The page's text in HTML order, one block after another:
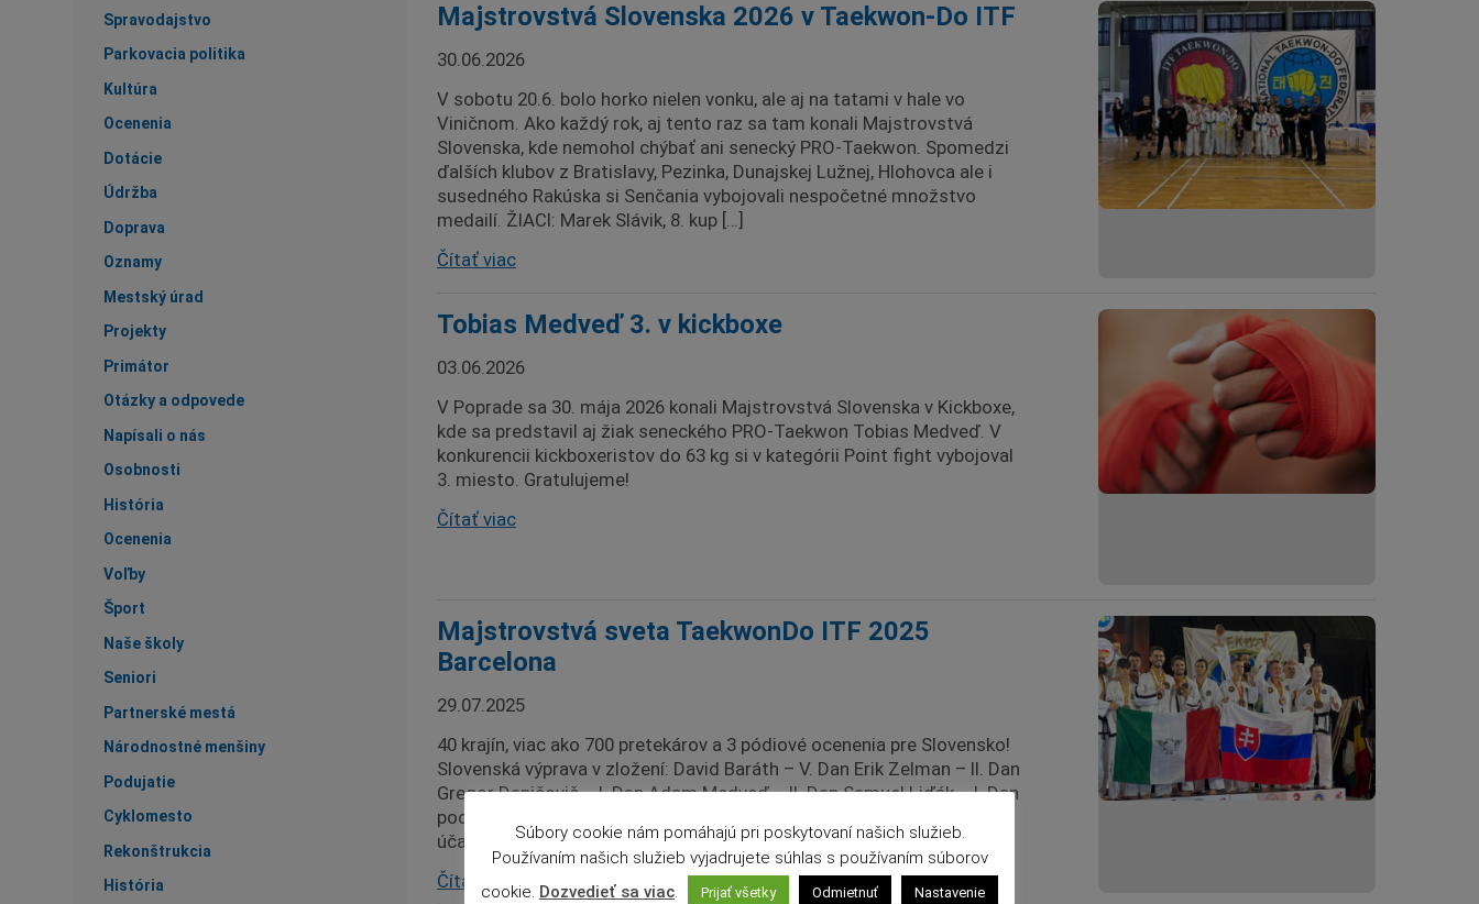
Spravodajstvo
Parkovacia politika
Kultúra
Ocenenia
Dotácie
Údržba
Doprava
Oznamy
Mestský úrad
Projekty
Primátor
Otázky a odpovede
Napísali o nás
Osobnosti
História
Ocenenia
Voľby
Šport
Naše školy
Seniori
Partnerské mestá
Národnostné menšiny
Podujatie
Cyklomesto
Rekonštrukcia
História
Majstrovstvá Slovenska 2026 v Taekwon-Do ITF
30.06.2026
V sobotu 20.6. bolo horko nielen vonku, ale aj na tatami v hale vo
Viničnom. Ako každý rok, aj tento raz sa tam konali Majstrovstvá
Slovenska, kde nemohol chýbať ani senecký PRO-Taekwon. Spomedzi
ďalších klubov z Bratislavy, Pezinka, Dunajskej Lužnej, Hlohovca ale i
susedného Rakúska si Senčania vybojovali nespočetné množstvo
medailí. ŽIACI: Marek Slávik, 8. kup […]
Čítať viac
Tobias Medveď 3. v kickboxe
03.06.2026
V Poprade sa 30. mája 2026 konali Majstrovstvá Slovenska v Kickboxe,
kde sa predstavil aj žiak seneckého PRO-Taekwon Tobias Medveď. V
konkurencii kickboxeristov do 63 kg si v kategórii Point fight vybojoval
3. miesto. Gratulujeme!
Čítať viac
Majstrovstvá sveta TaekwonDo ITF 2025
Barcelona
29.07.2025
40 krajín, viac ako 700 pretekárov a 3 pódiové ocenenia pre Slovensko!
Slovenská výprava v zložení: David Baráth – V. Dan Erik Zelman – II. Dan
Gregor Danišovič – I. Dan Adam Medveď – II. Dan Samuel Liďák – I. Dan
pod vedením skúseného trénera a kouča Tibora Labudu (V. Dan) a za
účasti prezidenta […]
Čítať viac
Súbory cookie nám pomáhajú pri poskytovaní našich služieb.
Používaním našich služieb vyjadrujete súhlas s používaním súborov
cookie. Dozvedieť sa viac. Prijať všetky Odmietnuť Nastavenie